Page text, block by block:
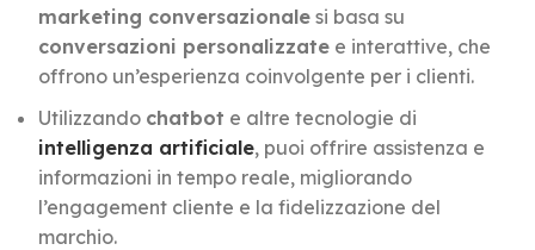
marketing conversazionale si basa su
conversazioni personalizzate e interattive, che
offrono un’esperienza coinvolgente per i clienti.
Utilizzando chatbot e altre tecnologie di
intelligenza artificiale, puoi offrire assistenza e
informazioni in tempo reale, migliorando
l’engagement cliente e la fidelizzazione del
marchio.